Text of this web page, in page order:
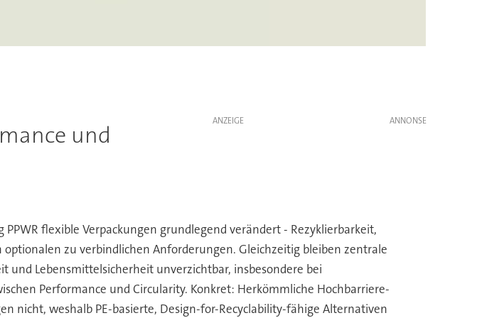
ANZEIGE
und
flexible Verpackungen grundlegend verändert - Rezyklierbarkeit,
zu verbindlichen Anforderungen. Gleichzeitig bleiben zentrale
Lebensmittelsicherheit unverzichtbar, insbesondere bei
Performance und Circularity. Konkret: Herkömmliche Hochbarriere-
nicht, weshalb PE-basierte, Design-for-Recyclability-fähige Alternativen